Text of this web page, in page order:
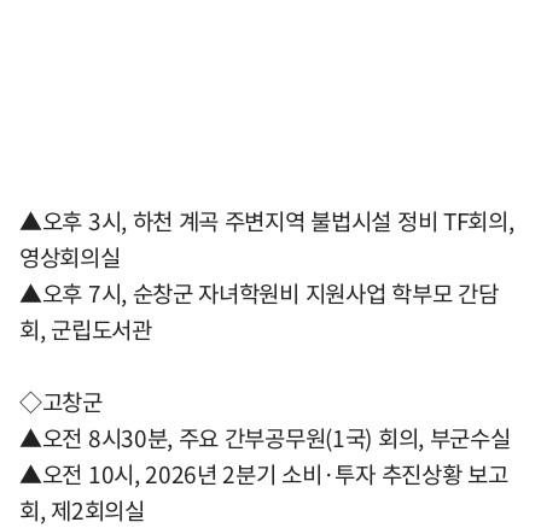
▲오후 3시, 하천 계곡 주변지역 불법시설 정비 TF회의,
영상회의실
▲오후 7시, 순창군 자녀학원비 지원사업 학부모 간담
회, 군립도서관
◇고창군
▲오전 8시30분, 주요 간부공무원(1국) 회의, 부군수실
▲오전 10시, 2026년 2분기 소비·투자 추진상황 보고
회, 제2회의실